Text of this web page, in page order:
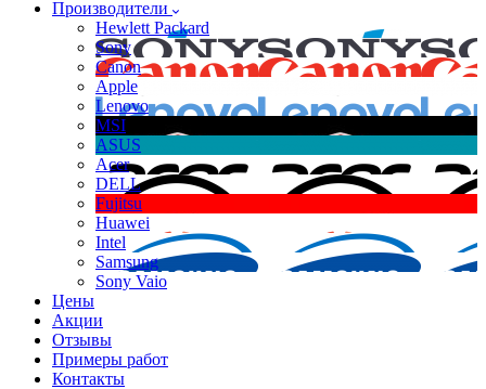
Производители
Hewlett Packard
Sony
Canon
Apple
Lenovo
MSI
ASUS
Acer
DELL
Fujitsu
Huawei
Intel
Samsung
Sony Vaio
Цены
Акции
Отзывы
Примеры работ
Контакты